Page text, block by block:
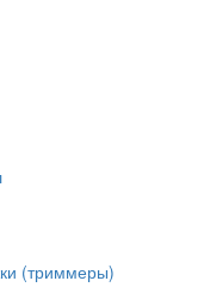
(триммеры)